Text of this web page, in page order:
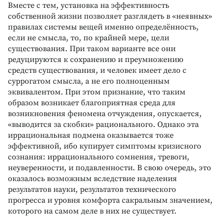
Вместе с тем, установка на эффективность
собственной жизни позволяет разглядеть в «неявных»
правилах системы вещей именно определённость,
если не смысла, то, по крайней мере, цели
существования. При таком варианте все они
редуцируются к сохранению и преумножению
средств существования, и человек имеет дело с
суррогатом смысла, а не его полноценным
эквивалентом. При этом признание, что таким
образом возникает благоприятная среда для
возникновения феномена отчуждения, опускается,
«выводится за скобки» рационального. Однако эта
иррациональная подмена оказывается тоже
эффективной, ибо купирует симптомы кризисного
сознания: иррационального сомнения, тревоги,
неуверенности, и подавленности. В свою очередь, это
оказалось возможным вследствие наделения
результатов науки, результатов технического
прогресса и уровня комфорта сакральным значением,
которого на самом деле в них не существует.